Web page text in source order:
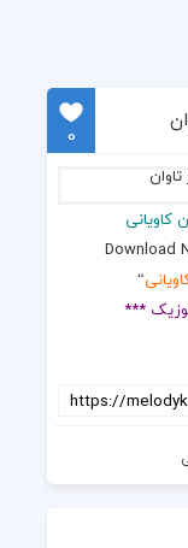
0
کاویانی
Download
“
***